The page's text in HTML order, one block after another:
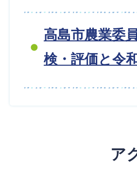
高島市農業委
検・評価と令
ア